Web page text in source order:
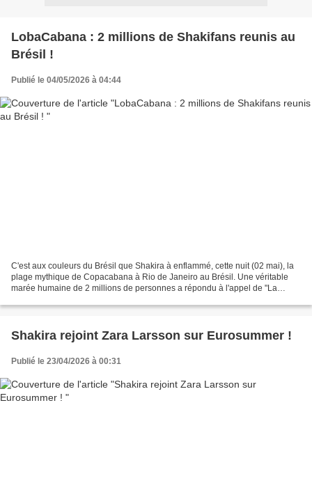
LobaCabana : 2 millions de Shakifans reunis au
Brésil !
Publié le 04/05/2026 à 04:44
C'est aux couleurs du Brésil que Shakira à enflammé, cette nuit (02 mai), la
plage mythique de Copacabana à Rio de Janeiro au Brésil. Une véritable
marée humaine de 2 millions de personnes a répondu à l'appel de "La
Shakira rejoint Zara Larsson sur Eurosummer !
Publié le 23/04/2026 à 00:31